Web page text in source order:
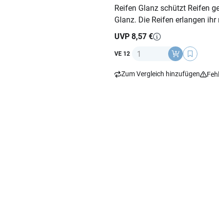
Reifen Glanz schützt Reifen
Glanz. Die Reifen erlangen
UVP 8,57 €
VE 12 Anzahl
Zum Vergleich hinzufügen